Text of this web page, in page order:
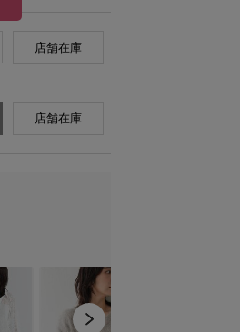
店舗在庫
店舗在庫